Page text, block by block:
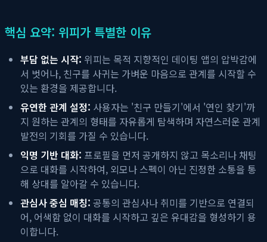
핵심 요약: 위피가 특별한 이유
부담 없는 시작: 위피는 목적 지향적인 데이팅 앱의 압박감에
서 벗어나, 친구를 사귀는 가벼운 마음으로 관계를 시작할 수
있는 환경을 제공합니다.
유연한 관계 설정: 사용자는 '친구 만들기'에서 '연인 찾기'까
지 원하는 관계의 형태를 자유롭게 탐색하며 자연스러운 관계
발전의 기회를 가질 수 있습니다.
익명 기반 대화: 프로필을 먼저 공개하지 않고 목소리나 채팅
으로 대화를 시작하여, 외모나 스펙이 아닌 진정한 소통을 통
해 상대를 알아갈 수 있습니다.
관심사 중심 매칭: 공통의 관심사나 취미를 기반으로 연결되
어, 어색함 없이 대화를 시작하고 깊은 유대감을 형성하기 용
이합니다.